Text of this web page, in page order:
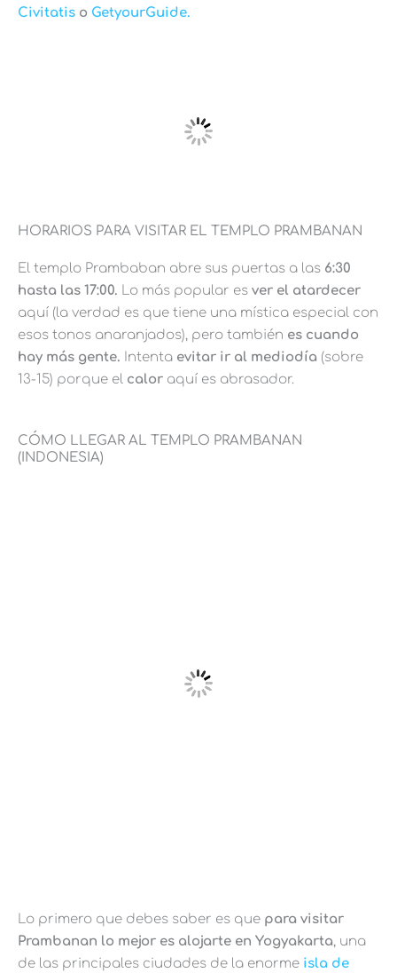
Civitatis o GetyourGuide.
HORARIOS PARA VISITAR EL TEMPLO PRAMBANAN
El templo Prambaban abre sus puertas a las 6:30
hasta las 17:00. Lo más popular es ver el atardecer
aquí (la verdad es que tiene una mística especial con
esos tonos anaranjados), pero también es cuando
hay más gente. Intenta evitar ir al mediodía (sobre
13-15) porque el calor aquí es abrasador.
CÓMO LLEGAR AL TEMPLO PRAMBANAN
(INDONESIA)
Lo primero que debes saber es que para visitar
Prambanan lo mejor es alojarte en Yogyakarta, una
de las principales ciudades de la enorme isla de